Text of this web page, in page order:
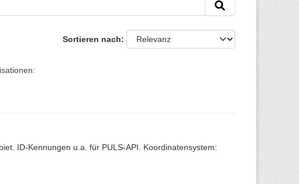
Sortieren nach
ID-Kennungen u.a. für PULS-API. Koordinatensystem: